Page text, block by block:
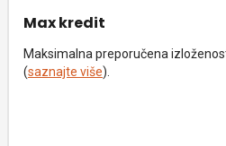
Max kredit
Maksimalna preporučena
(saznajte više).